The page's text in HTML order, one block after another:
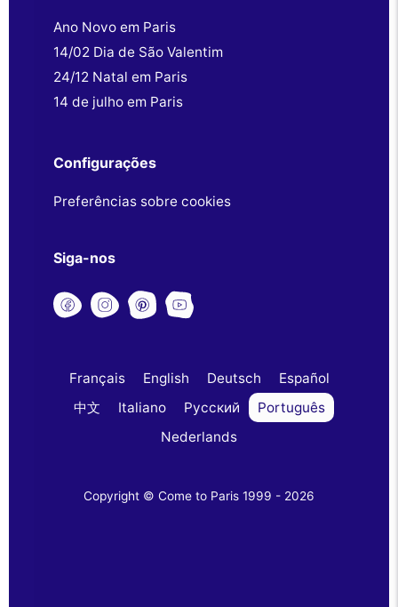
Ano Novo em Paris
14/02 Dia de São Valentim
24/12 Natal em Paris
14 de julho em Paris
Configurações
Preferências sobre cookies
Siga-nos
Français English Deutsch
Español
中文
Italiano Русский
Português
Nederlands
Copyright © Come to Paris 1999 - 2026